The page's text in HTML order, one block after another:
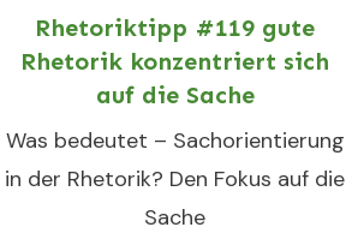
Rhetoriktipp #119 gute
Rhetorik konzentriert sich
auf die Sache
Was bedeutet – Sachorientierung
in der Rhetorik? Den Fokus auf die
Sache